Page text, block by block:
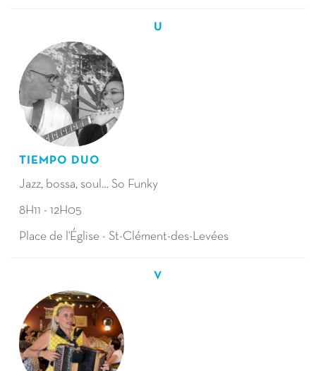
U
TIEMPO DUO
Jazz, bossa, soul… So Funky
8H11 - 12H05
Place de l'Église - St-Clément-des-Levées
V